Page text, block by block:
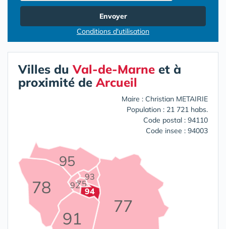
Envoyer
Conditions d'utilisation
Villes duVal-de-Marne et à
proximité de Arcueil
Maire : Christian METAIRIE
Population : 21 721 habs.
Code postal : 94110
Code insee : 94003
75
77
78
91
92
93
94
95